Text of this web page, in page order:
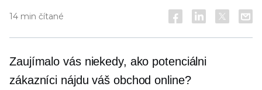
14 min čítané
Zaujímalo vás niekedy, ako potenciálni
zákazníci nájdu váš obchod online?